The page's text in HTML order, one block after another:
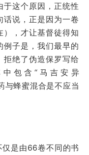
这个原因，正统性
话说，正是因为一卷
，才让基督徒得知
子是，我们最早的
拒绝了伪造保罗写给
包含“马吉安异
蜂蜜混合是不应当
是由66卷不同的书